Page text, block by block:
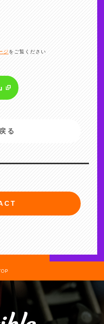
ジ をご覧ください
る